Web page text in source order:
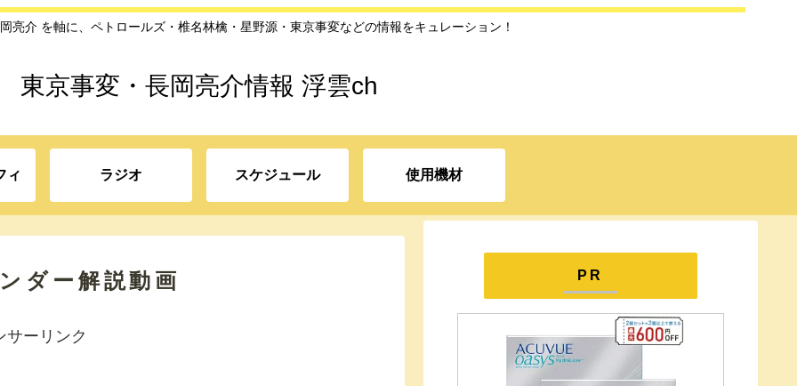
亮介 を軸に、ペトロールズ・椎名林檎・星野源・東京事変などの情報をキュレーション！
東京事変・長岡亮介情報 浮雲ch
ィ ラジオ スケジュール 使用機材
ダー解説動画
サーリンク
PR